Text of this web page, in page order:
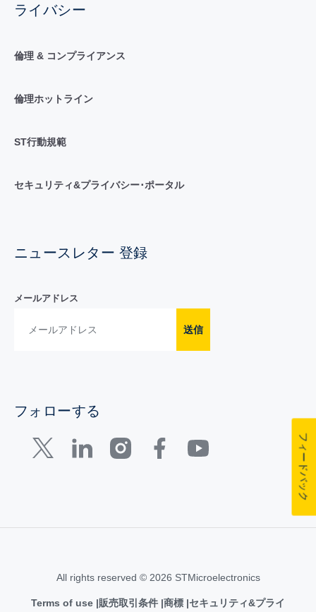
ライバシー
倫理 & コンプライアンス
倫理ホットライン
ST行動規範
セキュリティ&プライバシー･ポータル
ニュースレター 登録
メールアドレス
送信
フォローする
All rights reserved © 2026 STMicroelectronics
Terms of use 販売取引条件 商標 セキュリティ&プライ
フィードバック